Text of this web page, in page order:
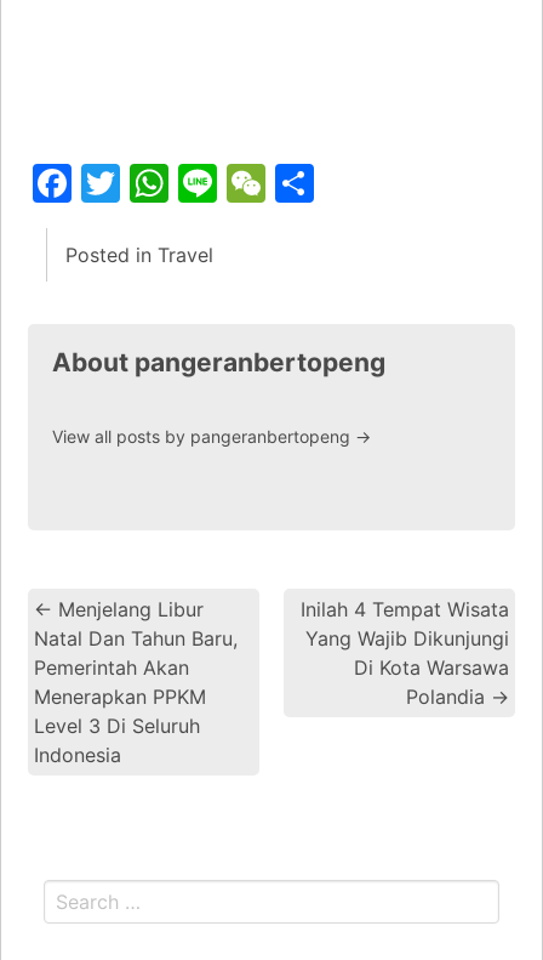
Facebook
Twitter
WhatsApp
LineWeChat
Posted in Travel
About pangeranbertopeng
View all posts by pangeranbertopeng →
← Menjelang Libur
Natal Dan Tahun Baru,
Pemerintah Akan
Menerapkan PPKM
Level 3 Di Seluruh
Indonesia
Inilah 4 Tempat Wisata
Yang Wajib Dikunjungi
Di Kota Warsawa
Polandia →